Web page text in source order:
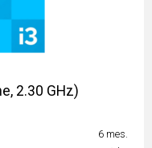
2.30 GHz)
6 mes.